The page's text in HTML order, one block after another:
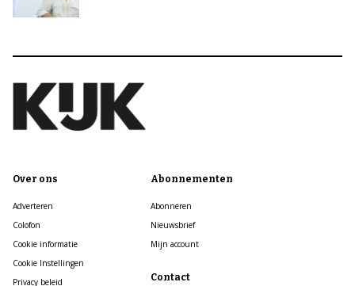
Over ons
Adverteren
Colofon
Cookie informatie
Cookie Instellingen
Privacy beleid
Abonnementen
Abonneren
Nieuwsbrief
Mijn account
Contact